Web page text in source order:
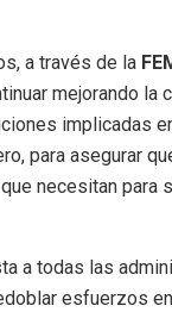
a través de la
mejorando la
implicadas
para asegurar
necesitan para
a todas las
esfuerzos